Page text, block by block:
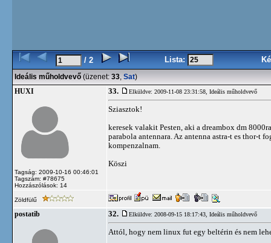
/ 2 Lista:
Ideális műholdvevő (üzenet: 33, Sat)
HUXI
Tagság: 2009-10-16 00:46:01
Tagszám: #78675
Hozzászólások: 14
33. Elküldve: 2009-11-08 23:31:58, Ideális műholdvevő
Sziasztok!
keresek valakit Pesten, aki a dreambox dm
parabola antennara. Az antenna astra-t es thor-t
kompenzalnam.
Köszi
Zöldfülű
postatib 32. Elküldve: 2008-09-15 18:17:43, Ideális műholdvevő
Attól, hogy nem linux fut egy beltérin és nem